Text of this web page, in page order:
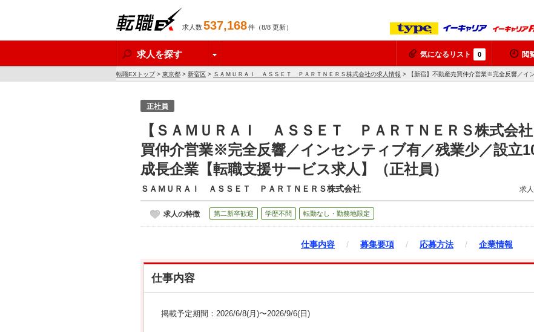
求人数537,168件（8/8 更新）
求人を探す 気になるリスト 0 閲
転職EXトップ> 東京都 > 新宿区 > ＳＡＭＵＲＡＩ ＡＳＳＥＴ ＰＡＲＴＮＥＲＳ株式会社の求人情報 > 【新宿】不動産売買仲介営業※完全反響／イ
正社員
【ＳＡＭＵＲＡＩ ＡＳＳＥＴ ＰＡＲＴＮＥＲＳ株式会
買仲介営業※完全反響／インセンティブ有／残業少／設立
成長企業【転職支援サービス求人】（正社員）
ＳＡＭＵＲＡＩ ＡＳＳＥＴ ＰＡＲＴＮＥＲＳ株式会社 求
求人の特徴 第二新卒歓迎 学歴不問 転勤なし・勤務地限定
仕事内容 / 募集要項 / 応募方法 / 企業情報
仕事内容
掲載予定期間：2026/6/8(月)〜2026/9/6(日)